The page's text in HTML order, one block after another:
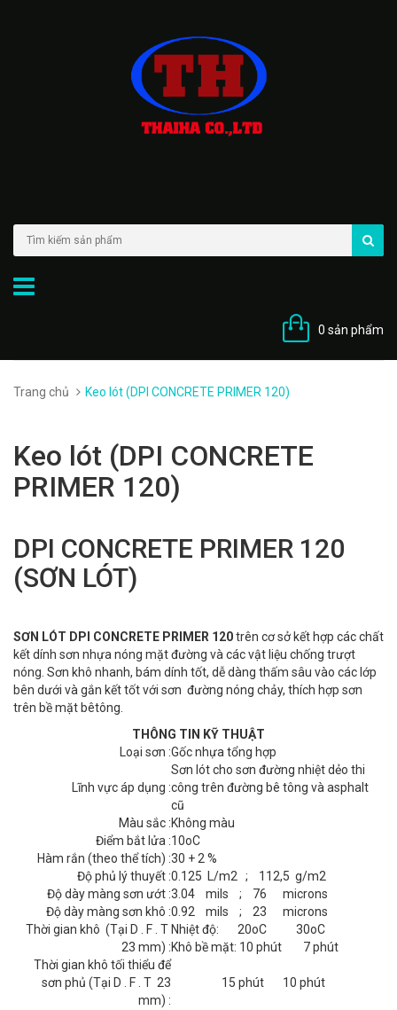
0 sản phẩm
Trang chủ Keo lót (DPI CONCRETE PRIMER 120)
Keo lót (DPI CONCRETE
PRIMER 120)
DPI CONCRETE PRIMER 120
(SƠN LÓT)
SƠN LÓT DPI CONCRETE PRIMER 120trên cơ sở kết hợp các chất
kết dính sơn nhựa nóng mặt đường và các vật liệu chống trượt
nóng. Sơn khô nhanh, bám dính tốt, dễ dàng thấm sâu vào các lớp
bên dưới và gắn kết tốt với sơn đường nóng chảy, thích hợp sơn
trên bề mặt bêtông.
THÔNG TIN KỸ THUẬT
Loại sơn :Gốc nhựa tổng hợp
Lĩnh vực áp dụng :
Sơn lót cho sơn đường nhiệt dẻo thi
công trên đường bê tông và asphalt
cũ
Màu sắc :Không màu
Điểm bắt lửa :10oC
Hàm rắn (theo thể tích) :30 + 2 %
Độ phủ lý thuyết :0.125 L/m2 ; 112,5 g/m2
Độ dày màng sơn ướt :3.04 mils ; 76 microns
Độ dày màng sơn khô :0.92 mils ; 23 microns
Thời gian khô (Tại D . F . T
23 mm) :
Nhiệt độ: 20oC 30oC
Khô bề mặt: 10 phút 7 phút
Thời gian khô tối thiểu để
sơn phủ (Tại D . F . T 23
mm) :
15 phút 10 phút